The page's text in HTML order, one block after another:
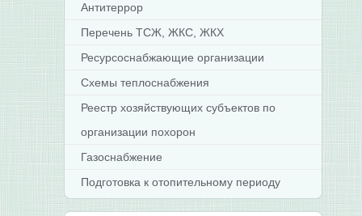
Антитеррор
Перечень ТСЖ, ЖКС, ЖКХ
Ресурсоснабжающие организации
Схемы теплоснабжения
Реестр хозяйствующих субъектов по
организации похорон
Газоснабжение
Подготовка к отопительному периоду